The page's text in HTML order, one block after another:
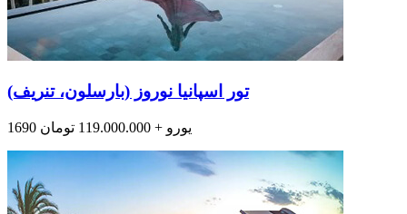
تور اسپانیا نوروز (بارسلون، تنریف)
1690 یورو + 119.000.000 تومان